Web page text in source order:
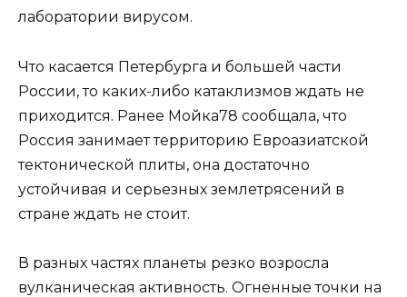
лаборатории вирусом.
Что касается Петербурга и большей части
России, то каких-либо катаклизмов ждать не
приходится. Ранее Мойка78 сообщала, что
Россия занимает территорию Евроазиатской
тектонической плиты, она достаточно
устойчивая и серьезных землетрясений в
стране ждать не стоит.
В разных частях планеты резко возросла
вулканическая активность. Огненные точки на